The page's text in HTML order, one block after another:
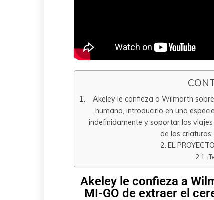
Akeley le confieza a Wilmarth
humano, introducirlo en una
indefinidamente y soportar los
de las
EL
Akeley le confieza a
MI-GO de extraer el